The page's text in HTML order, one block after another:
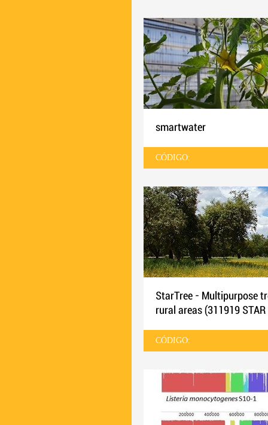
smartwater
CÓDIGO:
StarTree - Multipurpose
rural areas (311919 STAR
CÓDIGO: